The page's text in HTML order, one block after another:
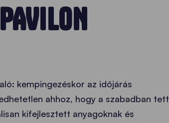
kempingezéskor az időjárás
ahhoz, hogy a szabadban tett
kifejlesztett anyagoknak és